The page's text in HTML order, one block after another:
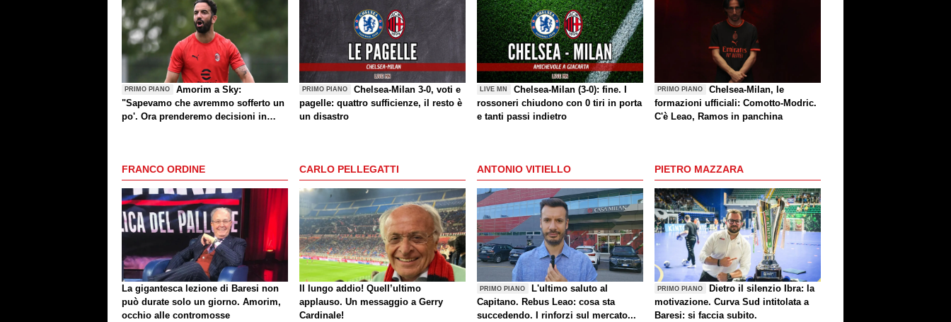
PRIMO PIANO
Amorim a Sky:
"Sapevamo che avremmo sofferto un
po'. Ora prenderemo decisioni in
PRIMO PIANO
Chelsea-Milan 3-0, voti e
pagelle: quattro sufficienze, il resto è
un disastro
LIVE MN
Chelsea-Milan (3-0): fine. I
rossoneri chiudono con 0 tiri in porta
e tanti passi indietro
PRIMO PIANO
Chelsea-Milan, le
formazioni ufficiali: Comotto-Modric.
C'è Leao, Ramos in panchina
FRANCO ORDINE
La gigantesca lezione di Baresi non
può durate solo un giorno. Amorim,
occhio alle contromosse
CARLO PELLEGATTI
Il lungo addio! Quell’ultimo
applauso. Un messaggio a Gerry
Cardinale!
ANTONIO VITIELLO
PRIMO PIANO
L'ultimo saluto al
Capitano. Rebus Leao: cosa sta
succedendo. I rinforzi sul mercato...
PIETRO MAZZARA
PRIMO PIANO
Dietro il silenzio Ibra: la
motivazione. Curva Sud intitolata a
Baresi: si faccia subito.